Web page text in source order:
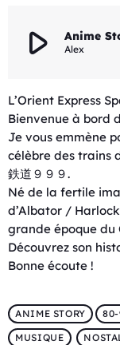
play_arrow Anime
Alex
L’Orient Express
Bienvenue à bord
Je vous emmène
célèbre des trains
鉄道９９９.
Né de la fertile
d’Albator /
grande époque du
Découvrez son
Bonne écoute !
ANIME STORY
MUSIQUE